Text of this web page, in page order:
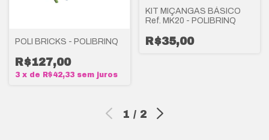
POLI BRICKS - POLIBRINQ
R$127,00
3 x de R$42,33 sem juros
KIT MIÇANGAS BÁSICO
Ref. MK20 - POLIBRINQ
R$35,00
1 / 2